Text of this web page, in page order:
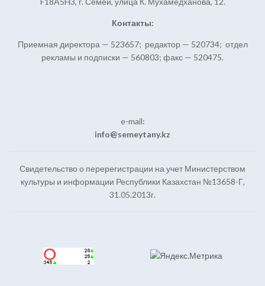
Контакты:
Приемная директора — 523657; редактор — 520734; отдел
рекламы и подписки — 560803; факс — 520475.
e-mail:
info@semeytany.kz
Свидетельство о перерегистрации на учет Министерством
культуры и информации Республики Казахстан №13658-Г,
31.05.2013г.